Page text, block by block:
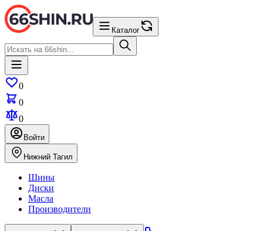
Каталог
0
0
0
Войти
Нижний Тагил
Шины
Диски
Масла
Производители